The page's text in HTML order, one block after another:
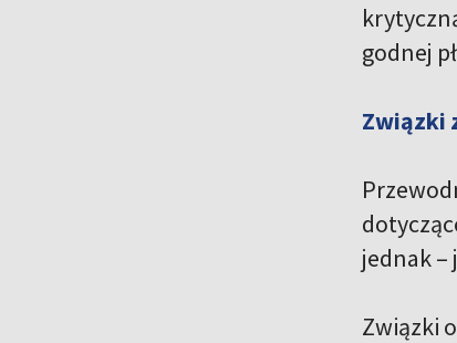
godnej
Związki
jednak –
Związki